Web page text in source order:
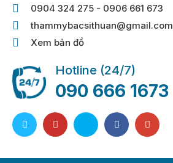
0904 324 275 - 0906 661 673
thammybacsithuan@gmail.com
Xem bản đồ
Hotline (24/7)
090 666 1673